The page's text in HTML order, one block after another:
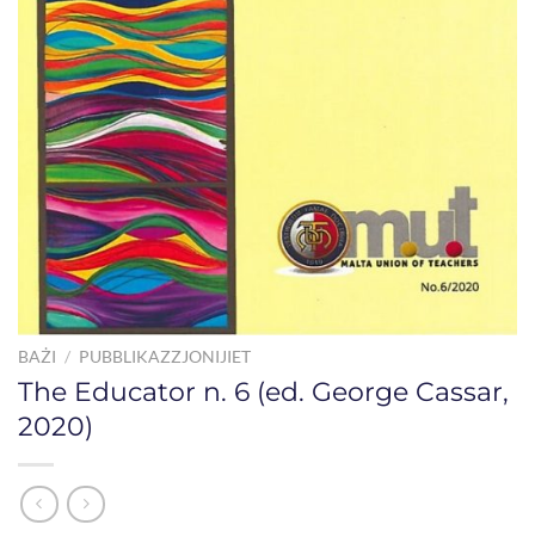
BAŻI / PUBBLIKAZZJONIJIET
The Educator n. 6 (ed. George Cassar,
2020)